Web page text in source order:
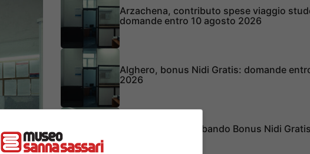
Arzachena, contributo spese viaggio
domande entro 10 agosto 2026
Alghero, bonus Nidi Gratis: domande
2026
Tempio Pausania, bando Bonus Nidi